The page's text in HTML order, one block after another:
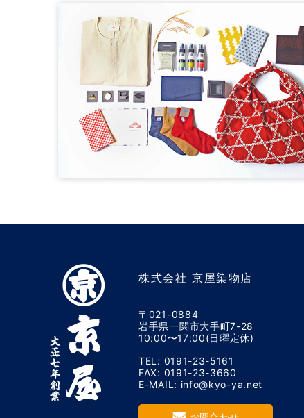
株式会社 京屋染物店
〒021-0884
岩手県一関市大手町7-28
10:00〜17:00(日曜定休)
TEL: 0191-23-5161
FAX: 0191-23-3660
E-MAIL: info@kyo-ya.net